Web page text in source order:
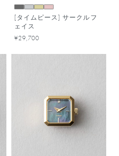
[タイムピース] サークルフ
ェイス
¥29,700